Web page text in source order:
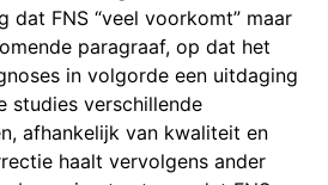
dat FNS “veel voorkomt” maar
paragraaf, op dat het
in volgorde een uitdaging
studies verschillende
afhankelijk van kwaliteit en
haalt vervolgens ander